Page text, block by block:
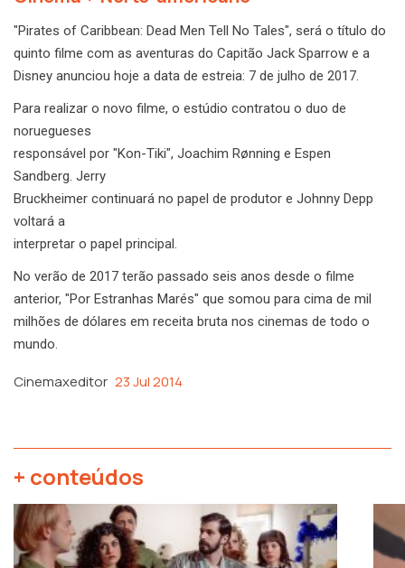
"Pirates of Caribbean: Dead Men Tell No Tales", será o título do
quinto filme com as aventuras do Capitão Jack Sparrow e a
Disney anunciou hoje a data de estreia: 7 de julho de 2017.
Para realizar o novo filme, o estúdio contratou o duo de
noruegueses
responsável por "Kon-Tiki", Joachim Rønning e Espen
Sandberg. Jerry
Bruckheimer continuará no papel de produtor e Johnny Depp
voltará a
interpretar o papel principal.
No verão de 2017 terão passado seis anos desde o filme
anterior, "Por Estranhas Marés" que somou para cima de mil
milhões de dólares em receita bruta nos cinemas de todo o
mundo.
Cinemaxeditor 23 Jul 2014
+ conteúdos